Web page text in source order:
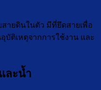
ายดินในตัว มีที่ยึดสายเพื่อ
บัติเหตุจากการใช้งาน และ
ละน้ำ